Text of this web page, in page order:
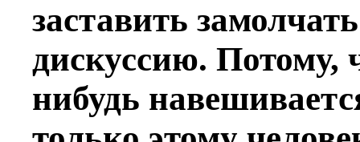
заставить
дискуссию. Потому,
нибудь